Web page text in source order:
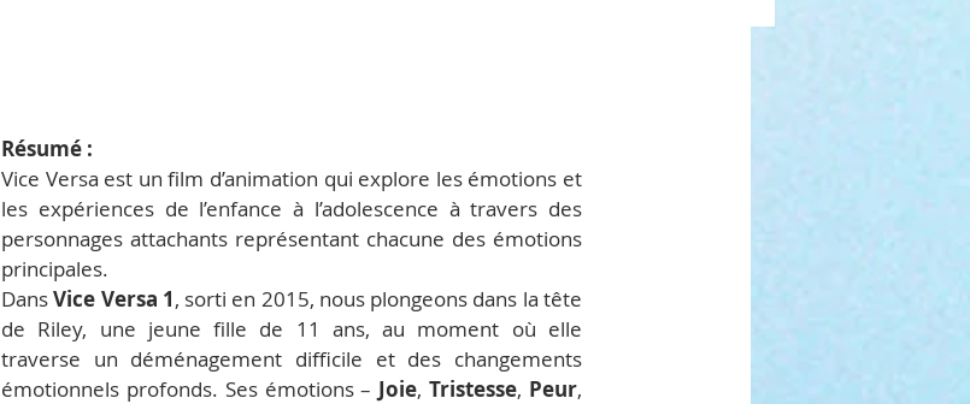
Résumé :
Vice Versa est un film d’animation qui explore les émotions et
les expériences de l’enfance à l’adolescence à travers des
personnages attachants représentant chacune des émotions
principales.
Dans Vice Versa 1, sorti en 2015, nous plongeons dans la tête
de Riley, une jeune fille de 11 ans, au moment où elle
traverse un déménagement difficile et des changements
émotionnels profonds. Ses émotions – Joie, Tristesse, Peur